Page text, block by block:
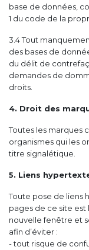
base de données,
1 du code de la
3.4 Tout
des bases de
du délit de
demandes de
droits.
4. Droit des
Toutes les marques
organismes qui les
titre signalétique.
5. Liens
Toute pose de liens
pages de ce site
nouvelle fenêtre et
afin d’éviter :
- tout risque de